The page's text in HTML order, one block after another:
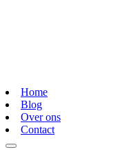
Home
Blog
Over ons
Contact